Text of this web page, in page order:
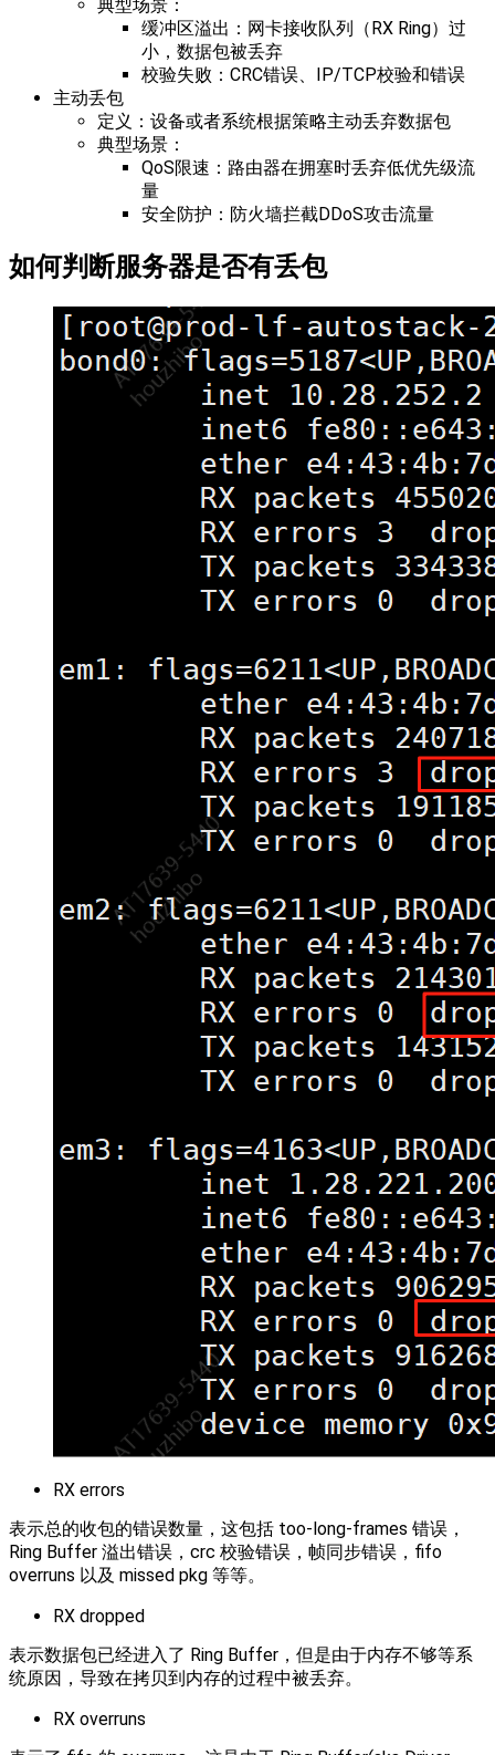
典型场景：
​​缓冲区溢出​​：网卡接收队列（RX Ring）过
小，数据包被丢弃
​​校验失败​​：CRC错误、IP/TCP校验和错误
主动丢包
定义：设备或者系统根据策略主动丢弃数据包
典型场景：
​​QoS限速​​：路由器在拥塞时丢弃低优先级流
量
​​安全防护​​：防火墙拦截DDoS攻击流量
如何判断服务器是否有丢包
RX errors
表示总的收包的错误数量，这包括 too-long-frames 错误，
Ring Buffer 溢出错误，crc 校验错误，帧同步错误，fifo
overruns 以及 missed pkg 等等。
RX dropped
表示数据包已经进入了 Ring Buffer，但是由于内存不够等系
统原因，导致在拷贝到内存的过程中被丢弃。
RX overruns